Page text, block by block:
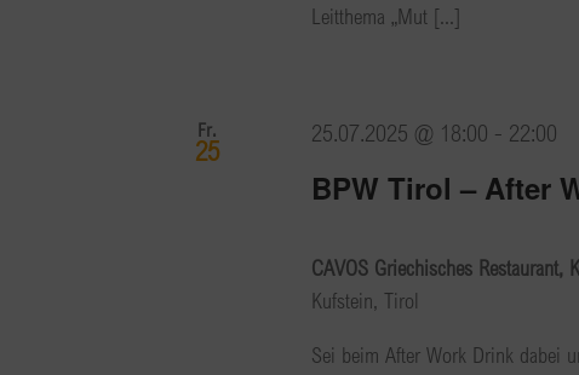
Leitthema „Mut [...]
Fr.
25
BPW Tirol – After
25.07.2025 @ 18:00 - 22:00
CAVOS Griechisches Restaurant,
Kufstein, Tirol
Sei beim After Work Drink dabei